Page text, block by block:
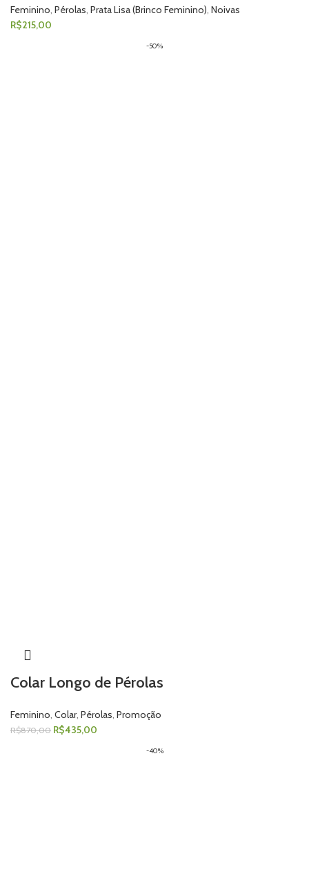
Feminino Pérolas Prata Lisa (Brinco Feminino) Noivas
R$215,00
-50%
Colar Longo de Pérolas
Feminino Colar, Pérolas Promoção
R$870,00 R$435,00
-40%